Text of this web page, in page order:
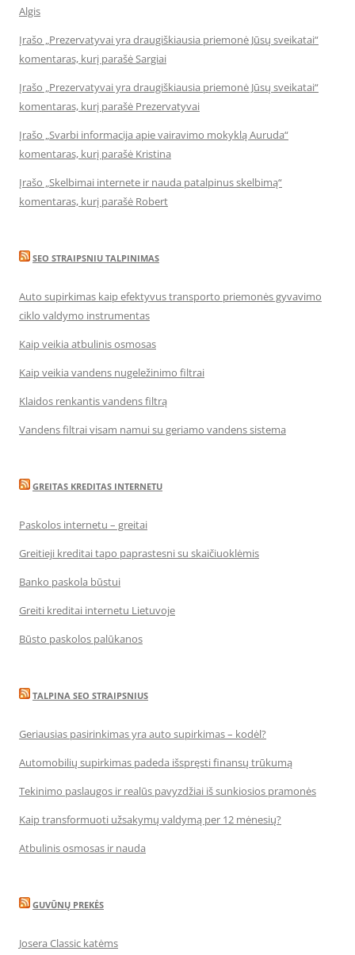
Algis
Įrašo „Prezervatyvai yra draugiškiausia priemonė Jūsų sveikatai“
komentaras, kurį parašė Sargiai
Įrašo „Prezervatyvai yra draugiškiausia priemonė Jūsų sveikatai“
komentaras, kurį parašė Prezervatyvai
Įrašo „Svarbi informacija apie vairavimo mokyklą Auruda“
komentaras, kurį parašė Kristina
Įrašo „Skelbimai internete ir nauda patalpinus skelbimą“
komentaras, kurį parašė Robert
SEO STRAIPSNIU TALPINIMAS
Auto supirkimas kaip efektyvus transporto priemonės gyvavimo
ciklo valdymo instrumentas
Kaip veikia atbulinis osmosas
Kaip veikia vandens nugeležinimo filtrai
Klaidos renkantis vandens filtrą
Vandens filtrai visam namui su geriamo vandens sistema
GREITAS KREDITAS INTERNETU
Paskolos internetu – greitai
Greitieji kreditai tapo paprastesni su skaičiuoklėmis
Banko paskola būstui
Greiti kreditai internetu Lietuvoje
Būsto paskolos palūkanos
TALPINA SEO STRAIPSNIUS
Geriausias pasirinkimas yra auto supirkimas – kodėl?
Automobilių supirkimas padeda išspręsti finansų trūkumą
Tekinimo paslaugos ir realūs pavyzdžiai iš sunkiosios pramonės
Kaip transformuoti užsakymų valdymą per 12 mėnesių?
Atbulinis osmosas ir nauda
GUVŪNŲ PREKĖS
Josera Classic katėms